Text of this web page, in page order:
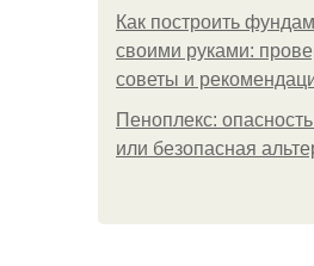
Как построить
своими руками:
советы и
Пеноплекс:
или безопасная